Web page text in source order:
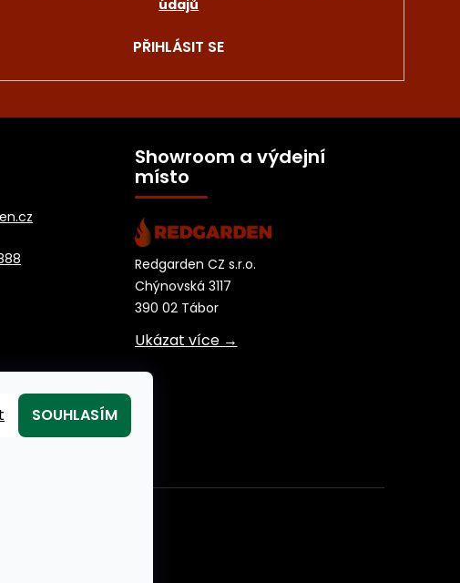
SOUHLASÍM
údajů
PŘIHLÁSIT SE
Showroom a výdejní
místo
Redgarden CZ s.r.o.
Chýnovská 3117
390 02 Tábor
Ukázat více →